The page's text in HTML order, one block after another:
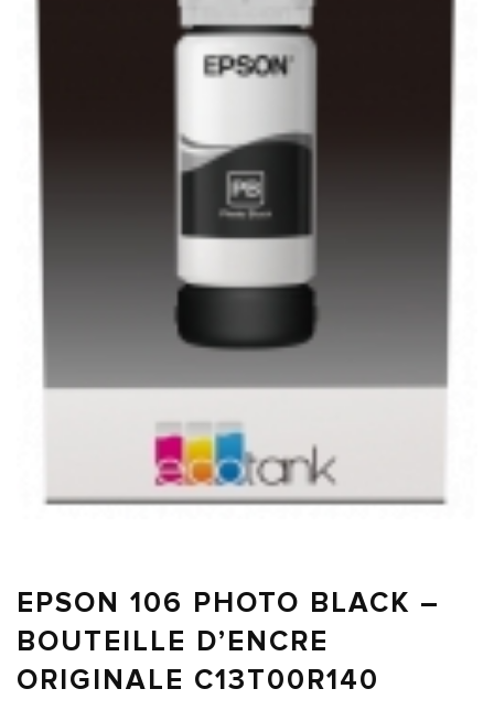
EPSON 106 PHOTO BLACK –
BOUTEILLE D’ENCRE
ORIGINALE C13T00R140